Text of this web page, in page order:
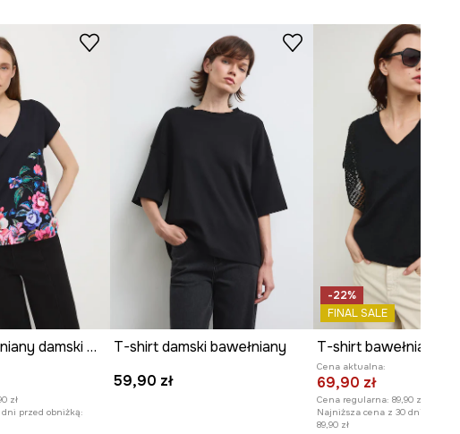
T-shirt bawełniany damski wzorzysty
zł
przed obniżką:
T-shirt damski bawełniany
59,90 zł
-22%
FINAL SALE
Cena aktualna:
69,90 zł
Cena regularna: 89,90 zł
Najniższa cena z 30 dni przed
89,90 zł